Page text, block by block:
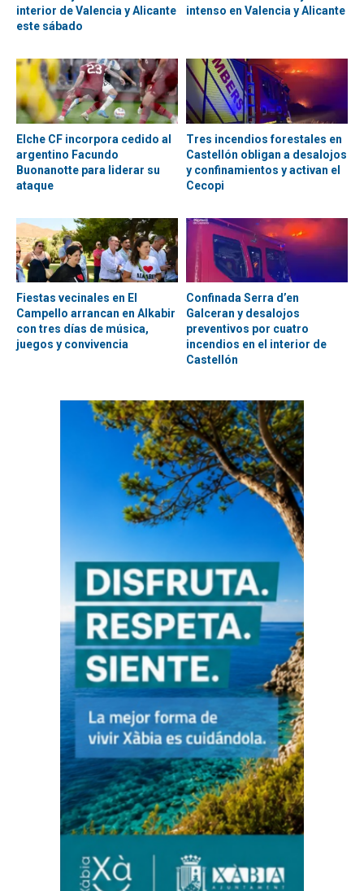
interior de Valencia y Alicante
este sábado
intenso en Valencia y Alicante
Elche CF incorpora cedido al
argentino Facundo
Buonanotte para liderar su
ataque
Tres incendios forestales en
Castellón obligan a desalojos
y confinamientos y activan el
Cecopi
Fiestas vecinales en El
Campello arrancan en Alkabir
con tres días de música,
juegos y convivencia
Confinada Serra d’en
Galceran y desalojos
preventivos por cuatro
incendios en el interior de
Castellón